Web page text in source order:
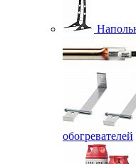
обогревателей